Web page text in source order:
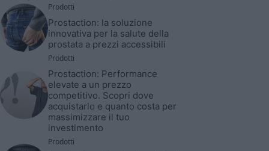
Prodotti
Prostaction: la soluzione
innovativa per la salute della
prostata a prezzi accessibili
Prodotti
Prostaction: Performance
elevate a un prezzo
competitivo. Scopri dove
acquistarlo e quanto costa per
massimizzare il tuo
investimento
Prodotti